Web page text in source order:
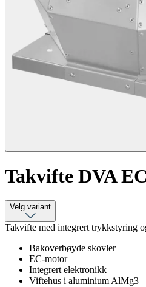
Takvifte DVA
Velg variant
Takvifte med integrert trykkstyring
Bakoverbøyde skovler
EC-motor
Integrert elektronikk
Viftehus i aluminium AlMg3